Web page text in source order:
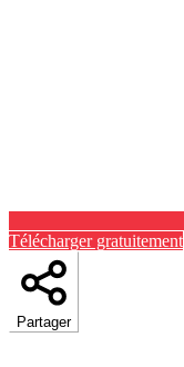
Télécharger gratuitement
Partager